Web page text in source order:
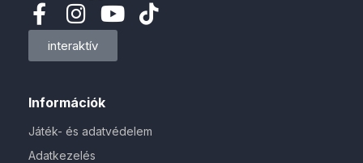
Információk
Játék- és adatvédelem
Adatkezelés
interaktív